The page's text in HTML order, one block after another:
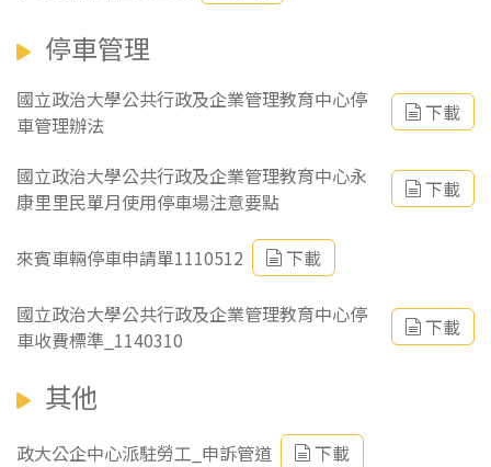
停車管理
國立政治大學公共行政及企業管理教育中心停
車管理辦法
下載
國立政治大學公共行政及企業管理教育中心永
康里里民單月使用停車場注意要點
下載
來賓車輛停車申請單1110512 下載
國立政治大學公共行政及企業管理教育中心停
車收費標準_1140310
下載
其他
政大公企中心派駐勞工_申訴管道 下載